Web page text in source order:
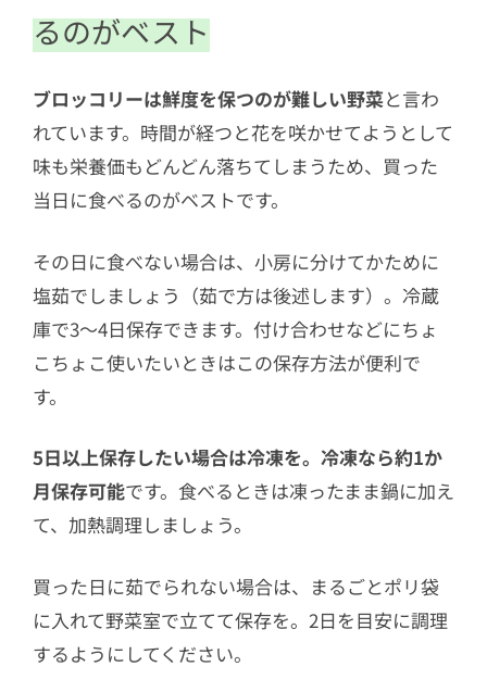
るのがベスト
ブロッコリーは鮮度を保つのが難しい野菜と言わ
れています。時間が経つと花を咲かせてようとして
味も栄養価もどんどん落ちてしまうため、買った
当日に食べるのがベストです。
その日に食べない場合は、小房に分けてかために
塩茹でしましょう（茹で方は後述します）。冷蔵
庫で3〜4日保存できます。付け合わせなどにちょ
こちょこ使いたいときはこの保存方法が便利で
す。
5日以上保存したい場合は冷凍を。冷凍なら約1か
月保存可能です。食べるときは凍ったまま鍋に加え
て、加熱調理しましょう。
買った日に茹でられない場合は、まるごとポリ袋
に入れて野菜室で立てて保存を。2日を目安に調理
するようにしてください。